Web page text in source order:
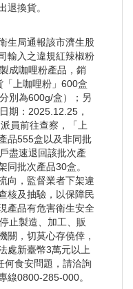
退換貨。
生局通報該市濟生股
輸入之違規紅辣椒粉
成咖哩粉產品，銷
上咖哩粉」600盒
別為600g/盒）；另
期：2025.12.25，
員前往查察，「上
品555盒以及非同批
盡速退回該批次產
同批次產品30盒。
向，監督業者下架違
核及抽驗，以保障民
產品有危害衛生安全
止製造、加工、販
關，切莫心存僥倖，
處新臺幣3萬元以上
何食安問題，請洽詢
線0800-285-000。